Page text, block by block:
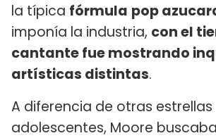
la típica fórmula pop
imponía la industria, con el
cantante fue mostrando
artísticas distintas.
A diferencia de otras estrellas
adolescentes, Moore